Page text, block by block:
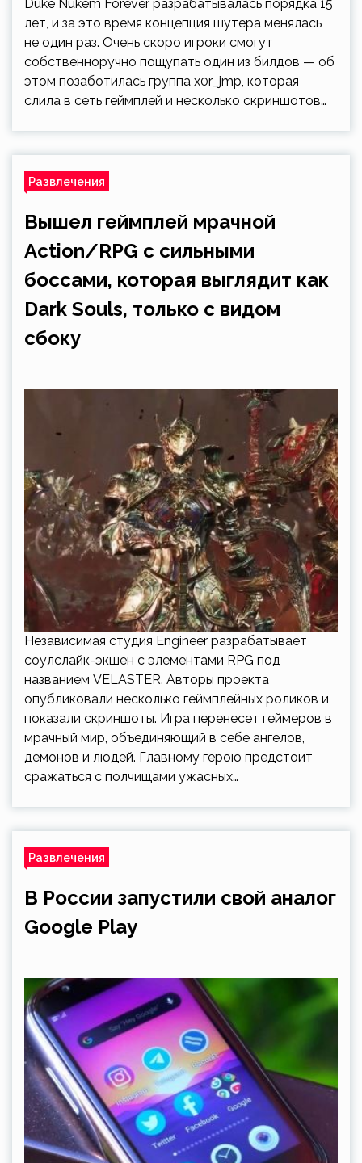
Duke Nukem Forever разрабатывалась порядка 15
лет, и за это время концепция шутера менялась
не один раз. Очень скоро игроки смогут
собственноручно пощупать один из билдов — об
этом позаботилась группа x0r_jmp, которая
слила в сеть геймплей и несколько скриншотов…
Развлечения
Вышел геймплей мрачной
Action/RPG с сильными
боссами, которая выглядит как
Dark Souls, только с видом
сбоку
Независимая студия Engineer разрабатывает
соулслайк-экшен с элементами RPG под
названием VELASTER. Авторы проекта
опубликовали несколько геймплейных роликов и
показали скриншоты. Игра перенесет геймеров в
мрачный мир, объединяющий в себе ангелов,
демонов и людей. Главному герою предстоит
сражаться с полчищами ужасных…
Развлечения
В России запустили свой аналог
Google Play